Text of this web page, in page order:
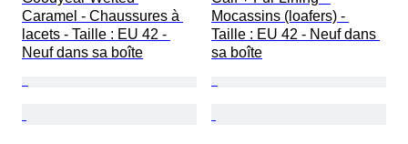
Caramel - Chaussures à
lacets - Taille : EU 42 -
Neuf dans sa boîte
Mocassins (loafers) -
Taille : EU 42 - Neuf dans
sa boîte